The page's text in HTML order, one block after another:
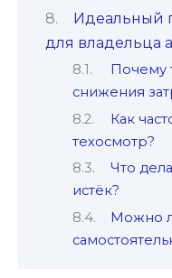
Идеальный
для владельца
Почему
снижения
Как
техосмотр?
Что
истёк?
Можно